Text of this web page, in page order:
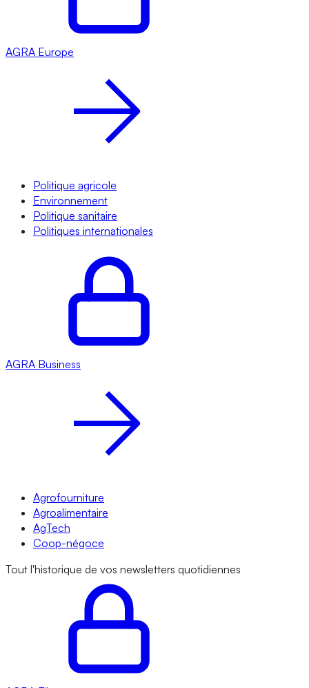
AGRA Europe
Politique agricole
Environnement
Politique sanitaire
Politiques internationales
AGRA Business
Agrofourniture
Agroalimentaire
AgTech
Coop-négoce
Tout l'historique de vos newsletters quotidiennes